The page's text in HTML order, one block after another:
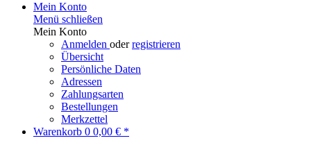
Mein Konto
Menü schließen
Mein Konto
Anmelden oderregistrieren
Übersicht
Persönliche Daten
Adressen
Zahlungsarten
Bestellungen
Merkzettel
Warenkorb 0 0,00 € *